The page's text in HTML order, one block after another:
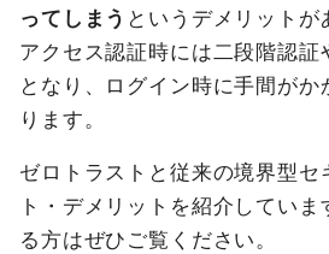
ってしまう というデメリットが
アクセス認証時には二段階認証
となり、ログイン時に手間がか
ります。
ゼロトラストと従来の境界型セ
ト・デメリットを紹介してい
る方はぜひご覧ください。